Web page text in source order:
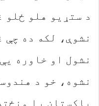
د ستړیو هلو ځلو
نشوې، لکه ده چې
نشول او خاوره
نشوه، خو د
پاکستان را